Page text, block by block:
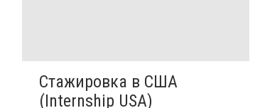
Стажировка в США
(Internship USA)